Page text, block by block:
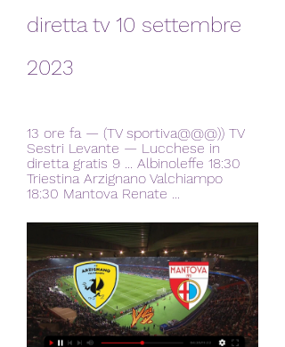
diretta tv 10 settembre
2023
13 ore fa — (TV sportiva@@@)) TV
Sestri Levante — Lucchese in
diretta gratis 9 ... Albinoleffe 18:30
Triestina Arzignano Valchiampo
18:30 Mantova Renate ...